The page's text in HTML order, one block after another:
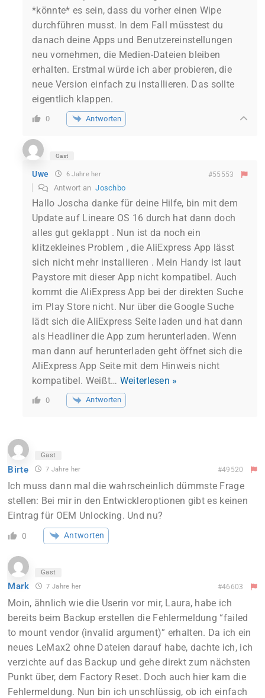
*könnte* es sein, dass du vorher einen Wipe
durchführen musst. In dem Fall müsstest du
danach deine Apps und Benutzereinstellungen
neu vornehmen, die Medien-Dateien bleiben
erhalten. Erstmal würde ich aber probieren, die
neue Version einfach zu installieren. Das sollte
eigentlich klappen.
0 Antworten
Gast
Uwe 6 Jahre her #55553
Antwort anJoschbo
Hallo Joscha danke für deine Hilfe, bin mit dem
Update auf Lineare OS 16 durch hat dann doch
alles gut geklappt . Nun ist da noch ein
klitzekleines Problem , die AliExpress App lässt
sich nicht mehr installieren . Mein Handy ist laut
Paystore mit dieser App nicht kompatibel. Auch
kommt die AliExpress App bei der direkten Suche
im Play Store nicht. Nur über die Google Suche
lädt sich die AliExpress Seite laden und hat dann
als Headliner die App zum herunterladen. Wenn
man dann auf herunterladen geht öffnet sich die
AliExpress App Seite mit dem Hinweis nicht
kompatibel. Weißt… Weiterlesen »
0 Antworten
Gast
Birte 7 Jahre her #49520
Ich muss dann mal die wahrscheinlich dümmste Frage
stellen: Bei mir in den Entwickleroptionen gibt es keinen
Eintrag für OEM Unlocking. Und nu?
0 Antworten
Gast
Mark 7 Jahre her #46603
Moin, ähnlich wie die Userin vor mir, Laura, habe ich
bereits beim Backup erstellen die Fehlermeldung “failed
to mount vendor (invalid argument)” erhalten. Da ich ein
neues LeMax2 ohne Dateien darauf habe, dachte ich, ich
verzichte auf das Backup und gehe direkt zum nächsten
Punkt über, dem Factory Reset. Doch auch hier kam die
Fehlermeldung. Nun bin ich unschlüssig, ob ich einfach